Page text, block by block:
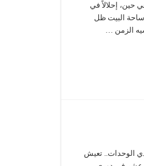
حين، إحلالاً في
ساحة البيت ظل
الزمن …
الوحدات.. تعيش